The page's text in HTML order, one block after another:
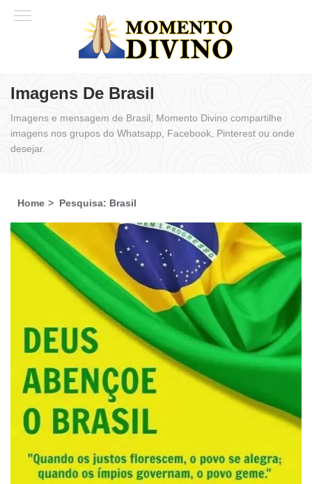
Imagens De Brasil
Imagens e mensagem de Brasil, Momento Divino compartilhe
imagens nos grupos do Whatsapp, Facebook, Pinterest ou onde
desejar.
Home Pesquisa: Brasil